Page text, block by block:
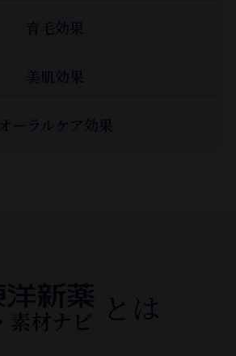
育毛効果
美肌効果
オーラルケア効果
とは